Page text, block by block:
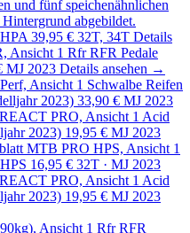
39,95 € 32T, 34T Details
Rfr RFR Pedale
MJ 2023 Details ansehen →
Schwalbe Reifen
2023) 33,90 € MJ 2023
Acid
2023) 19,95 € MJ 2023
16,95 € 32T · MJ 2023
Acid
2023) 19,95 € MJ 2023
Rfr RFR